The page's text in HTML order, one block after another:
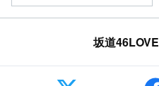
坂道